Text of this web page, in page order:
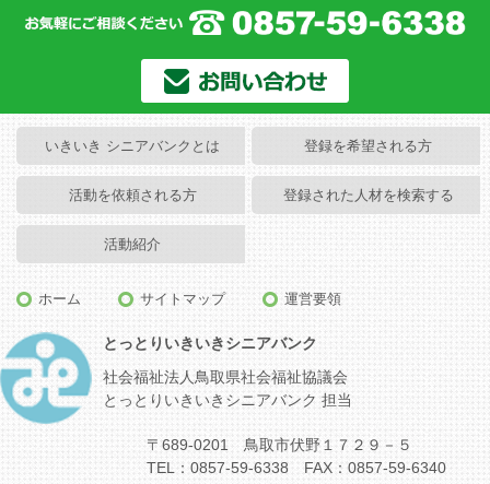
いきいき シニアバンクとは 登録を希望される方
活動を依頼される方 登録された人材を検索する
活動紹介
ホーム サイトマップ 運営要領
とっとりいきいきシニアバンク
社会福祉法人鳥取県社会福祉協議会
とっとりいきいきシニアバンク 担当
〒689-0201 鳥取市伏野１７２９－５
TEL：0857-59-6338 FAX：0857-59-6340